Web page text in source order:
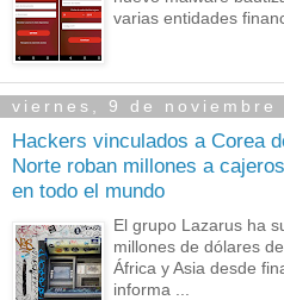
varias entidades
viernes, 9 de noviembre
Hackers vinculados a Corea
Norte roban millones a cajeros
en todo el mundo
El grupo Lazarus ha
millones de dólares
África y Asia desde
informa ...